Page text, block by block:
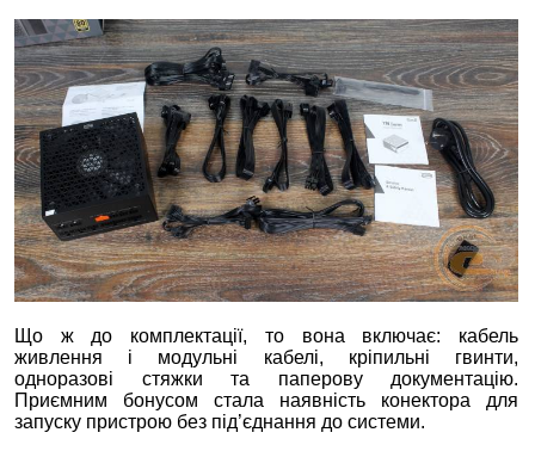
Що ж до комплектації, то вона включає: кабель
живлення і модульні кабелі, кріпильні гвинти,
одноразові стяжки та паперову документацію.
Приємним бонусом стала наявність конектора для
запуску пристрою без під’єднання до системи.